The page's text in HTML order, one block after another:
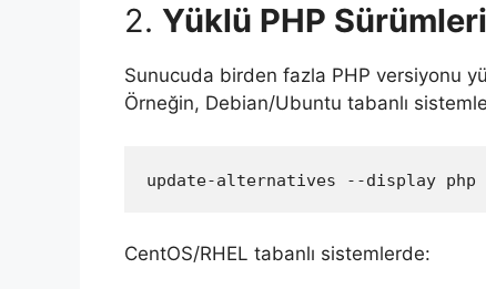
2. Yüklü PHP
Sunucuda birden fazla PHP versiyonu
Örneğin, Debian/Ubuntu tabanlı
update-alternatives --display php
CentOS/RHEL tabanlı sistemlerde: